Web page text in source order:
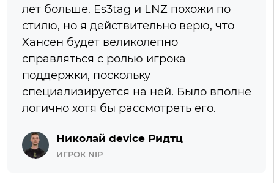
лет больше. Es3tag и LNZ похожи по
стилю, но я действительно верю, что
Хансен будет великолепно
справляться с ролью игрока
поддержки, поскольку
специализируется на ней. Было вполне
логично хотя бы рассмотреть его.
Николай device Ридтц
ИГРОК NIP